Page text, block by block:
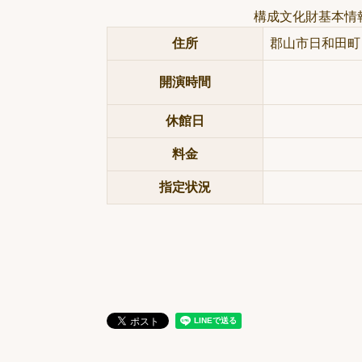
構成文化財基本情
住所
郡山市日和田町
開演時間
休館日
料金
指定状況